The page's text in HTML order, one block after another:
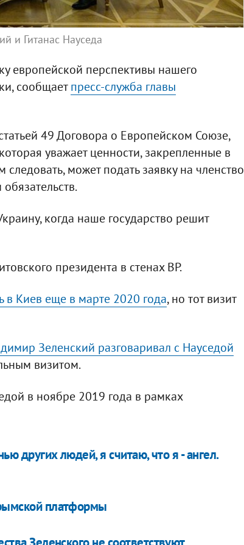
и Гитанас Науседа
европейской перспективы нашего
сообщаетпресс-служба главы
49 Договора о Европейском Союзе,
уважает ценности, закрепленные в
может подать заявку на членство
когда наше государство решит
президента в стенах ВР.
в Киев еще в марте 2020 года, но тот визит
Зеленский разговаривал с Науседой
визитом.
в ноябре 2019 года в рамках
других людей, я считаю, что я - ангел.
платформы